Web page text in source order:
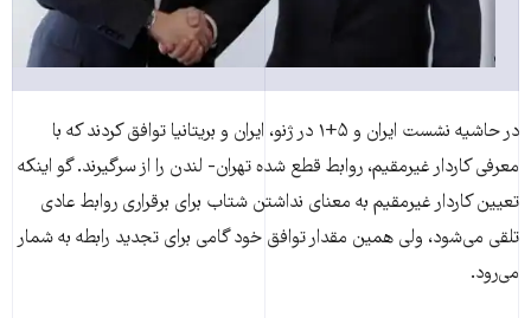
در حاشیه نشست ایران و ۵+۱ در ژنو، ایران و بریتانیا توافق کردند که با
معرفی کاردار غیرمقیم، روابط قطع شده تهران- لندن را از سرگیرند. گو اینکه
تعیین کاردار غیرمقیم به معنای نداشتن شتاب برای برقراری روابط عادی
تلقی می‌شود، ولی همین مقدار توافق خود گامی برای تجدید رابطه به شمار
می‌رود.